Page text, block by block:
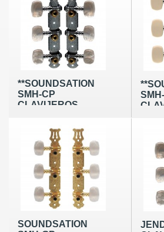
**SOUNDSATION
SMH-CP
CLAVIJEROS
SOUNDSATION